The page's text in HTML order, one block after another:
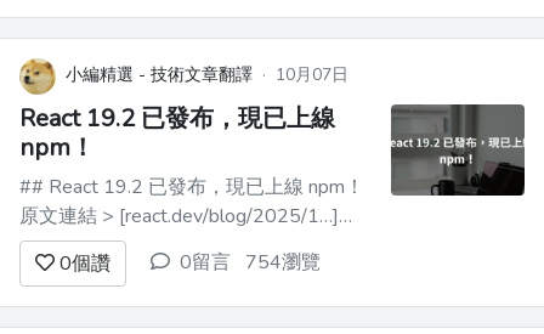
(https://link.juejin.cn?
target=https%3A%2F%2Fgithub.com...
小編精選 - 技術文章翻譯 · 10月07日
React 19.2 已發布，現已上線
npm！
## React 19.2 已發布，現已上線 npm！
原文連結 > [react.dev/blog/2025/1…]
(https://link.juejin.cn?
0個讚 0留言 754瀏覽